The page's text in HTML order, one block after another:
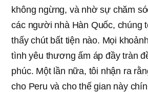
không ngừng, và nhờ sự chăm
các người nhà Hàn Quốc, chúng
thấy chút bất tiện nào. Mọi
tình yêu thương ấm áp đầy tràn
phúc. Một lần nữa, tôi nhận ra
cho Peru và cho thế gian này